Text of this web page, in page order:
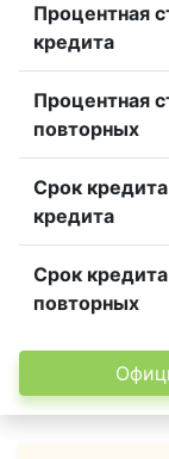
Процентная
кредита
Процентная
повторных
Срок
кредита
Срок
повторных